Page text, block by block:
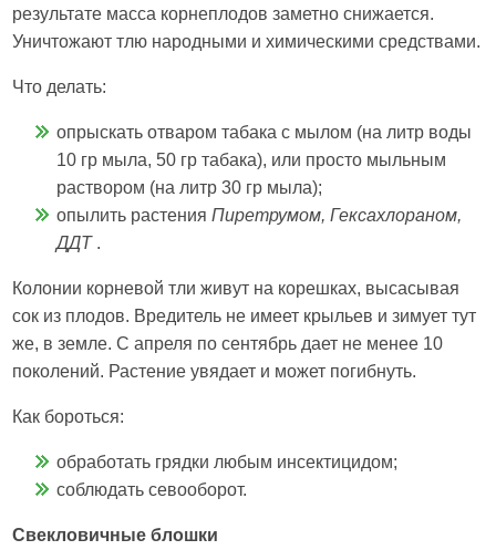
результате масса корнеплодов заметно снижается.
Уничтожают тлю народными и химическими средствами.
Что делать:
опрыскать отваром табака с мылом (на литр воды
10 гр мыла, 50 гр табака), или просто мыльным
раствором (на литр 30 гр мыла);
опылить растенияПиретрумом, Гексахлораном,
ДДТ .
Колонии корневой тли живут на корешках, высасывая
сок из плодов. Вредитель не имеет крыльев и зимует тут
же, в земле. С апреля по сентябрь дает не менее 10
поколений. Растение увядает и может погибнуть.
Как бороться:
обработать грядки любым инсектицидом;
соблюдать севооборот.
Свекловичные блошки